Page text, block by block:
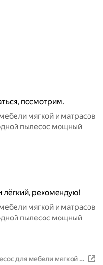
посмотрим.
мягкой и матрасов
пылесос мощный
лёгкий, рекомендую!
мягкой и матрасов
пылесос мощный
для мебели мягкой и